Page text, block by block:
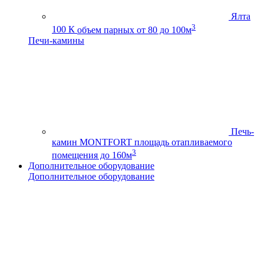
Ялта
100 К объем парных от 80 до 100м3
Печи-камины
Печь-
камин MONTFORT площадь отапливаемого
помещения до 160м3
Дополнительное оборудование
Дополнительное оборудование